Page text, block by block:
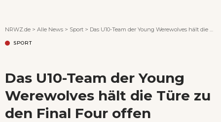
NRWZ.de > Alle News > Sport > Das U10-Team der Young Werewolves hält die Türe zu den Final Four offen
SPORT
Das U10-Team der Young
Werewolves hält die Türe zu
den Final Four offen